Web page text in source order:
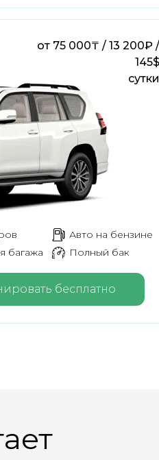
бесплатно
от 75 000₸ / 13 200₽ /
145$
сутки
Авто на бензине
багажа Полный бак